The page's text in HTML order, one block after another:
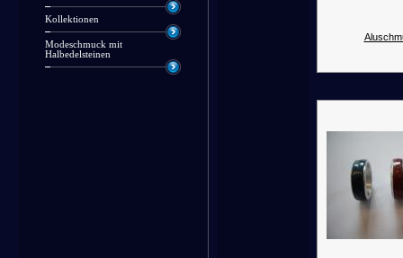
Kollektionen
Modeschmuck mit
Halbedelsteinen